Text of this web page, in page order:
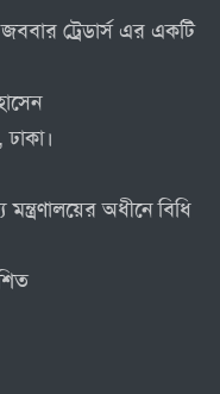
ট্রেডার্স এর একটি
অধীনে বিধি